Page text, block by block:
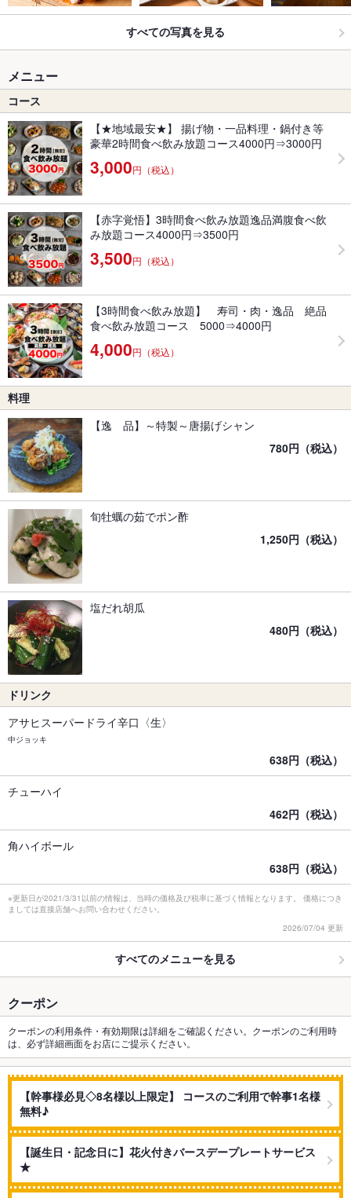
すべての写真を見る
メニュー
コース
【★地域最安★】 揚げ物・一品料理・鍋付き等
豪華2時間食べ飲み放題コース4000円⇒3000円
3,000円（税込）
【赤字覚悟】3時間食べ飲み放題逸品満腹食べ飲
み放題コース4000円⇒3500円
3,500円（税込）
【3時間食べ飲み放題】 寿司・肉・逸品 絶品
食べ飲み放題コース 5000⇒4000円
4,000円（税込）
料理
【逸 品】～特製～唐揚げシャン
780円（税込）
旬牡蠣の茹でポン酢
1,250円（税込）
塩だれ胡瓜
480円（税込）
ドリンク
アサヒスーパードライ辛口〈生〉
中ジョッキ
638円（税込）
チューハイ
462円（税込）
角ハイボール
638円（税込）
※更新日が2021/3/31以前の情報は、当時の価格及び税率に基づく情報となります。 価格につき
ましては直接店舗へお問い合わせください。
2026/07/04 更新
すべてのメニューを見る
クーポン
クーポンの利用条件・有効期限は詳細をご確認ください。クーポンのご利用時
は、必ず詳細画面をお店にご提示ください。
【幹事様必見◇8名様以上限定】 コースのご利用で幹事1名様
無料♪
【誕生日・記念日に】花火付きバースデープレートサービス
★